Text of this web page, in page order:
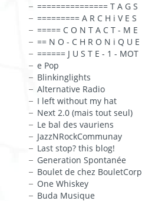
=============== T A G S
========= A R C H i V E S
===== C O N T A C T - M E
== N O - C H R O N i Q U E
====== J U S T E - 1 - MOT
e Pop
Blinkinglights
Alternative Radio
I left without my hat
Next 2.0 (mais tout seul)
Le bal des vauriens
JazzNRockCommunay
Last stop? this blog!
Generation Spontanée
Boulet de chez BouletCorp
One Whiskey
Buda Musique